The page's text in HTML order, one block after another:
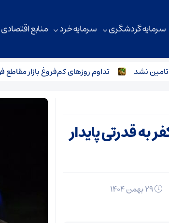
سرمایه گردشگری سرمایه خرد منابع اقتصادی
نشد تداوم روزهای کم‌فروغ بازار مقاطع فولادی
به قدرتی پایدار